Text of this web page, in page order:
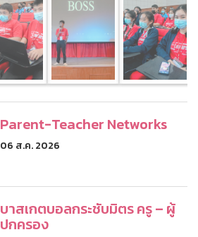
Parent-Teacher Networks
06 ส.ค. 2026
บาสเกตบอลกระชับมิตร ครู – ผู้
ปกครอง